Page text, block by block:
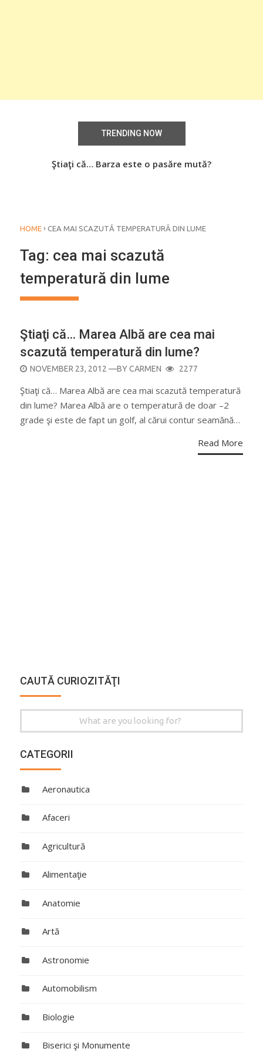
TRENDING NOW
Ştiaţi că… Barza este o pasăre mută?
HOME › CEA MAI SCAZUTĂ TEMPERATURĂ DIN LUME
Tag: cea mai scazută
temperatură din lume
Ştiaţi că… Marea Albă are cea mai
scazută temperatură din lume?
POSTED
NOVEMBER 23, 2012 —BYCARMEN 2277
Ştiaţi că… Marea Albă are cea mai scazută temperatură
din lume? Marea Albă are o temperatură de doar –2
grade şi este de fapt un golf, al cărui contur seamănă…
Read More
CAUTĂ CURIOZITĂŢI
for:
CATEGORII
Aeronautica
Afaceri
Agricultură
Alimentaţie
Anatomie
Artă
Astronomie
Automobilism
Biologie
Biserici şi Monumente